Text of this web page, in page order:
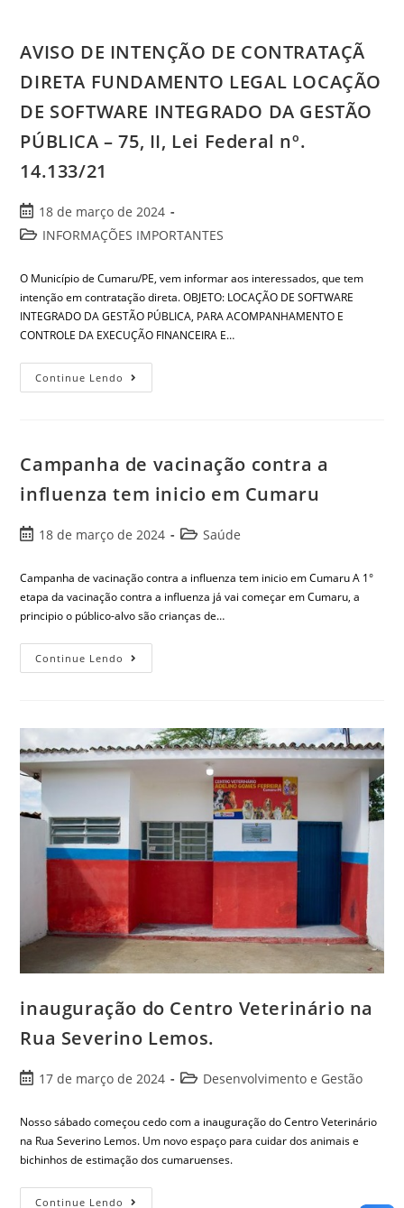
AVISO DE INTENÇÃO DE CONTRATAÇÃ
DIRETA FUNDAMENTO LEGAL LOCAÇÃO
DE SOFTWARE INTEGRADO DA GESTÃO
PÚBLICA – 75, II, Lei Federal nº.
14.133/21
18 de março de 2024
INFORMAÇÕES IMPORTANTES
O Município de Cumaru/PE, vem informar aos interessados, que tem
intenção em contratação direta. OBJETO: LOCAÇÃO DE SOFTWARE
INTEGRADO DA GESTÃO PÚBLICA, PARA ACOMPANHAMENTO E
CONTROLE DA EXECUÇÃO FINANCEIRA E…
Continue Lendo
Campanha de vacinação contra a
influenza tem inicio em Cumaru
18 de março de 2024 Saúde
Campanha de vacinação contra a influenza tem inicio em Cumaru A 1°
etapa da vacinação contra a influenza já vai começar em Cumaru, a
principio o público-alvo são crianças de…
Continue Lendo
inauguração do Centro Veterinário na
Rua Severino Lemos.
17 de março de 2024 Desenvolvimento e Gestão
Nosso sábado começou cedo com a inauguração do Centro Veterinário
na Rua Severino Lemos. Um novo espaço para cuidar dos animais e
bichinhos de estimação dos cumaruenses.
Continue Lendo